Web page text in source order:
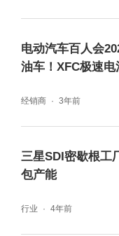
电动汽车百人会
油车！XFC极速电
经销商 3年前
三星SDI密歇根工
包产能
行业 4年前